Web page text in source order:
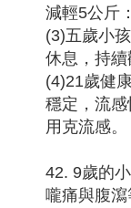
減輕5公斤
(3)五歲小
休息，持
(4)21歲健
穩定，流
用克流感。
42. 9歲的
嚨痛與腹